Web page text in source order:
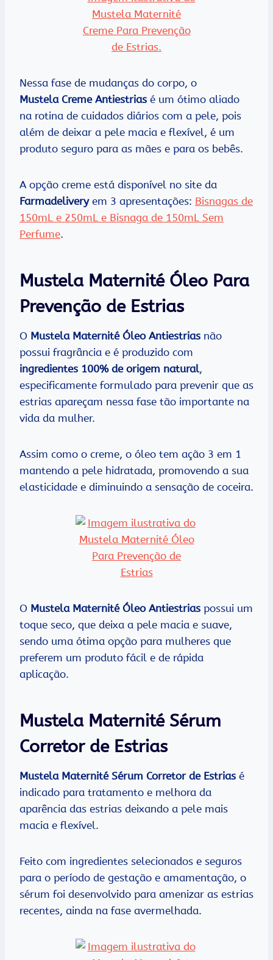
Nessa fase de mudanças do corpo, o
Mustela Creme Antiestrias é um ótimo aliado
na rotina de cuidados diários com a pele, pois
além de deixar a pele macia e flexível, é um
produto seguro para as mães e para os bebês.
A opção creme está disponível no site da
Farmadelivery em 3 apresentações: Bisnagas de
150mL e 250mL e Bisnaga de 150mL Sem
Perfume.
Mustela Maternité Óleo Para
Prevenção de Estrias
O Mustela Maternité Óleo Antiestrias não
possui fragrância e é produzido com
ingredientes 100% de origem natural,
especificamente formulado para prevenir que as
estrias apareçam nessa fase tão importante na
vida da mulher.
Assim como o creme, o óleo tem ação 3 em 1
mantendo a pele hidratada, promovendo a sua
elasticidade e diminuindo a sensação de coceira.
O Mustela Maternité Óleo Antiestrias possui um
toque seco, que deixa a pele macia e suave,
sendo uma ótima opção para mulheres que
preferem um produto fácil e de rápida
aplicação.
Mustela Maternité Sérum
Corretor de Estrias
Mustela Maternité Sérum Corretor de Estrias é
indicado para tratamento e melhora da
aparência das estrias deixando a pele mais
macia e flexível.
Feito com ingredientes selecionados e seguros
para o período de gestação e amamentação, o
sérum foi desenvolvido para amenizar as estrias
recentes, ainda na fase avermelhada.